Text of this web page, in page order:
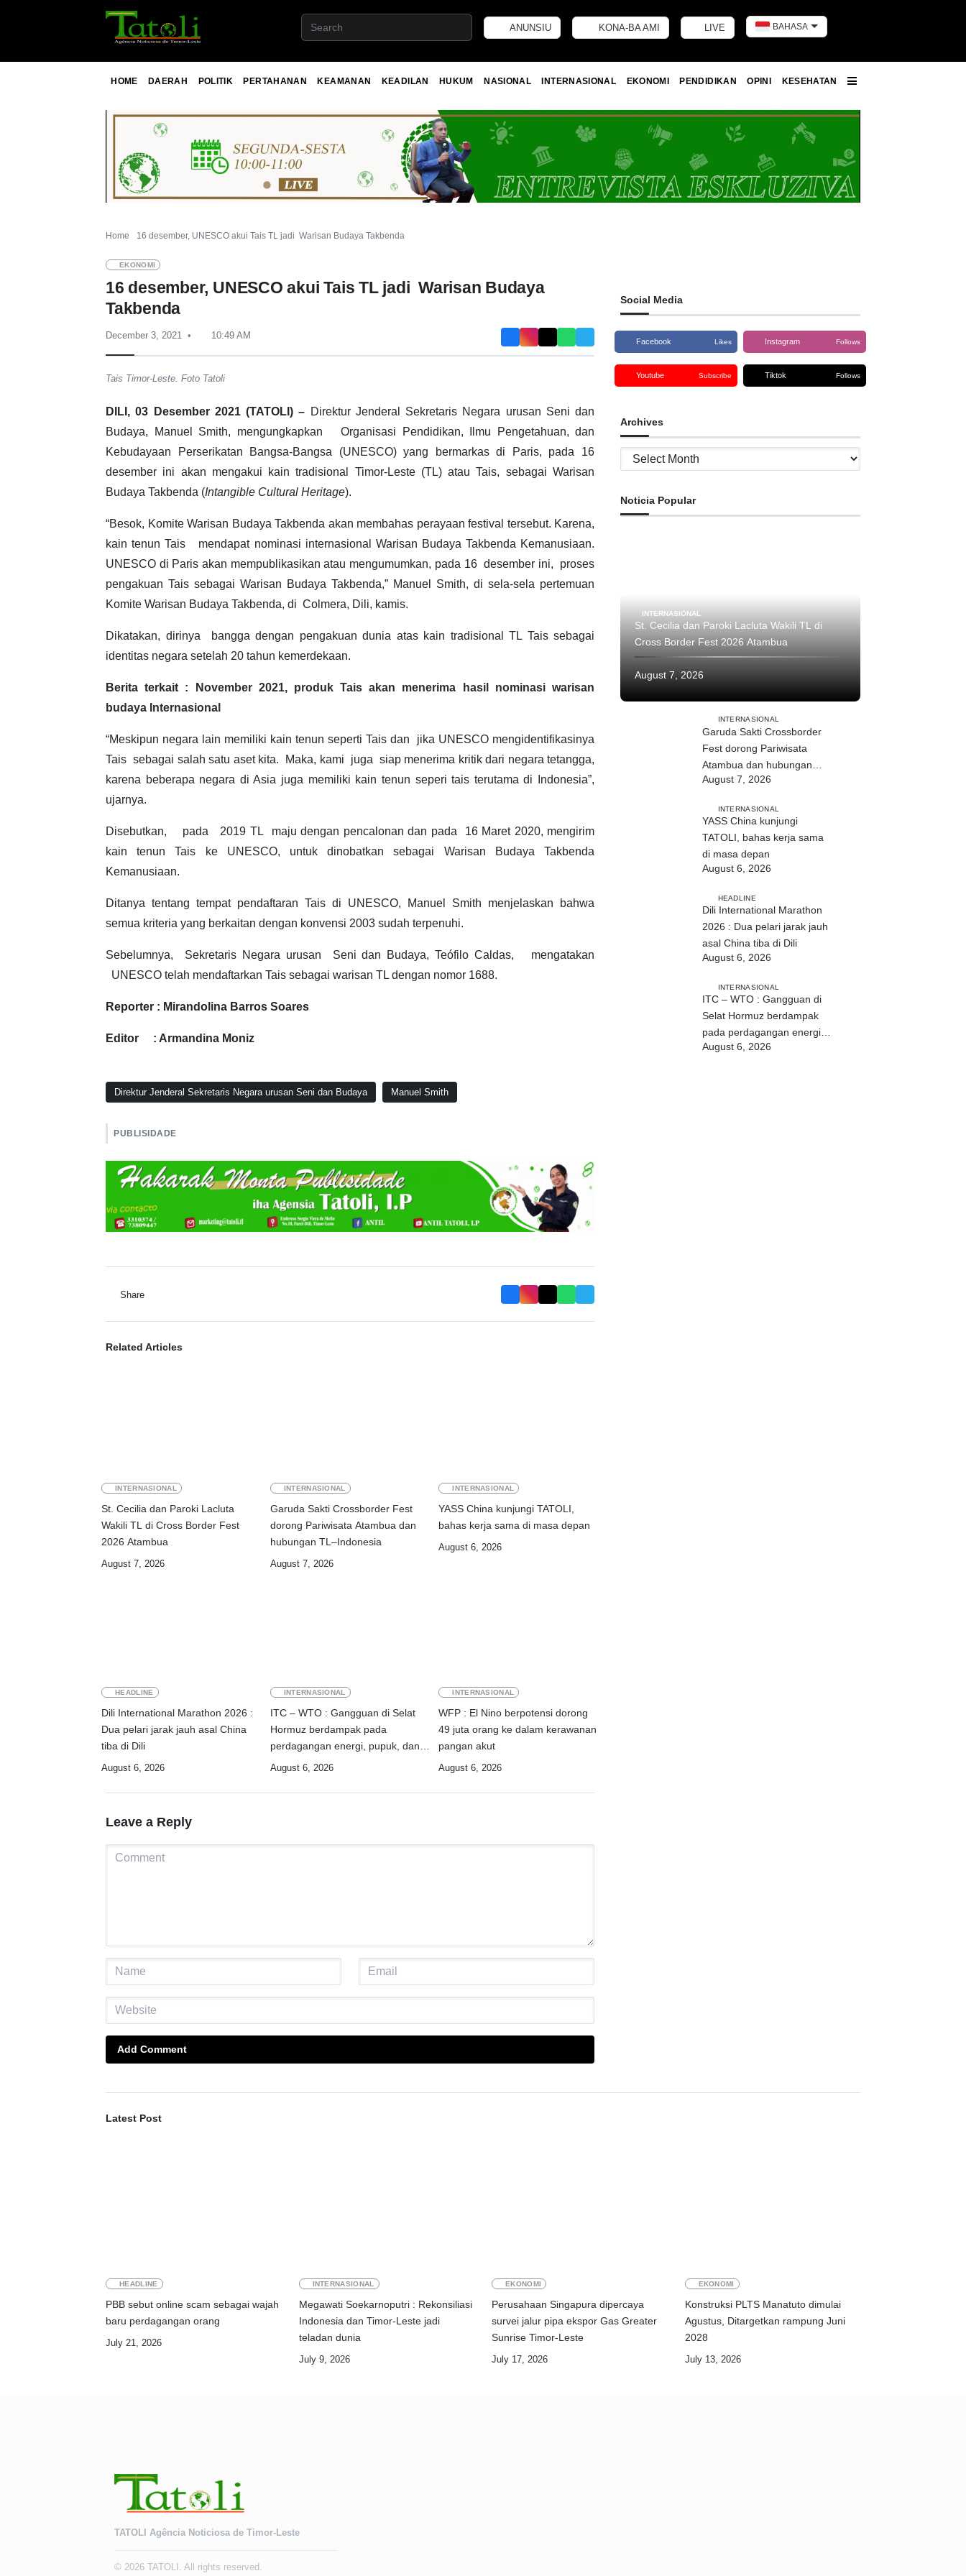
ANUNSIU KONA-BA AMI LIVE BAHASA
HOME DAERAH POLITIK PERTAHANAN KEAMANAN KEADILAN HUKUM NASIONAL INTERNASIONAL EKONOMI PENDIDIKAN OPINI
KESEHATAN
Home 16 desember, UNESCO akui Tais TL jadi Warisan Budaya Takbenda
EKONOMI
16 desember, UNESCO akui Tais TL jadi Warisan Budaya
Takbenda
December 3, 2021 10:49 AM
Tais Timor-Leste. Foto Tatoli
DILI, 03 Desember 2021 (TATOLI) – Direktur Jenderal Sekretaris Negara urusan Seni dan
Budaya, Manuel Smith, mengungkapkan Organisasi Pendidikan, Ilmu Pengetahuan, dan
Kebudayaan Perserikatan Bangsa-Bangsa (UNESCO) yang bermarkas di Paris, pada 16
desember ini akan mengakui kain tradisional Timor-Leste (TL) atau Tais, sebagai Warisan
Budaya Takbenda (Intangible Cultural Heritage).
“Besok, Komite Warisan Budaya Takbenda akan membahas perayaan festival tersebut. Karena,
kain tenun Tais mendapat nominasi internasional Warisan Budaya Takbenda Kemanusiaan.
UNESCO di Paris akan mempublikasikan atau mengumumkan, pada 16 desember ini, proses
pengakuan Tais sebagai Warisan Budaya Takbenda,” Manuel Smith, di sela-sela pertemuan
Komite Warisan Budaya Takbenda, di Colmera, Dili, kamis.
Dikatakan, dirinya bangga dengan pengakuan dunia atas kain tradisional TL Tais sebagai
identitas negara setelah 20 tahun kemerdekaan.
Berita terkait :
November 2021, produk Tais akan menerima hasil nominasi warisan
budaya Internasional
“Meskipun negara lain memiliki kain tenun seperti Tais dan jika UNESCO mengidentifikasinya
Tais sebagai salah satu aset kita. Maka, kami juga siap menerima kritik dari negara tetangga,
karena beberapa negara di Asia juga memiliki kain tenun seperi tais terutama di Indonesia”,
ujarnya.
Disebutkan, pada 2019 TL maju dengan pencalonan dan pada 16 Maret 2020, mengirim
kain tenun Tais ke UNESCO, untuk dinobatkan sebagai Warisan Budaya Takbenda
Kemanusiaan.
Ditanya tentang tempat pendaftaran Tais di UNESCO, Manuel Smith menjelaskan bahwa
semua kriteria yang berkaitan dengan konvensi 2003 sudah terpenuhi.
Sebelumnya, Sekretaris Negara urusan Seni dan Budaya, Teófilo Caldas, mengatakan
UNESCO telah mendaftarkan Tais sebagai warisan TL dengan nomor 1688.
Reporter : Mirandolina Barros Soares
Editor : Armandina Moniz
Direktur Jenderal Sekretaris Negara urusan Seni dan Budaya Manuel Smith
PUBLISIDADE
Share
Related Articles
INTERNASIONAL
St. Cecilia dan Paroki Lacluta
Wakili TL di Cross Border Fest
August 7, 2026
INTERNASIONAL
Garuda Sakti Crossborder Fest
dorong Pariwisata Atambua dan
August 7, 2026
INTERNASIONAL
YASS China kunjungi TATOLI,
bahas kerja sama di masa depan
August 6, 2026
HEADLINE
Dili International Marathon 2026 :
Dua pelari jarak jauh asal China
tiba di Dili
August 6, 2026
INTERNASIONAL
ITC – WTO : Gangguan di Selat
Hormuz berdampak pada
perdagangan energi, pupuk, dan
industri
August 6, 2026
INTERNASIONAL
WFP : El Nino berpotensi dorong
49 juta orang ke dalam kerawanan
pangan akut
August 6, 2026
Leave a Reply
Add Comment
Social Media
Facebook Likes Instagram Follows
Youtube Subscribe Tiktok Follows
Archives
Archives
Noticia Popular
INTERNASIONAL
St. Cecilia dan Paroki Lacluta Wakili TL di
August 7, 2026
INTERNASIONAL
Garuda Sakti Crossborder
Fest dorong Pariwisata
Atambua dan hubungan
TL–Indonesia
August 7, 2026
INTERNASIONAL
YASS China kunjungi
TATOLI, bahas kerja sama
di masa depan
August 6, 2026
HEADLINE
Dili International Marathon
2026 : Dua pelari jarak jauh
asal China tiba di Dili
August 6, 2026
INTERNASIONAL
ITC – WTO : Gangguan di
Selat Hormuz berdampak
pada perdagangan energi,
pupuk, dan industri
August 6, 2026
Latest Post
HEADLINE
PBB sebut online scam sebagai wajah
July 21, 2026
INTERNASIONAL
Megawati Soekarnoputri : Rekonsiliasi
Indonesia dan Timor-Leste jadi
teladan dunia
July 9, 2026
EKONOMI
Perusahaan Singapura dipercaya
survei jalur pipa ekspor Gas Greater
July 17, 2026
EKONOMI
Konstruksi PLTS Manatuto dimulai
Agustus, Ditargetkan rampung Juni
July 13, 2026
TATOLI Agência Noticiosa de Timor-Leste
© 2026 TATOLI. All rights reserved.